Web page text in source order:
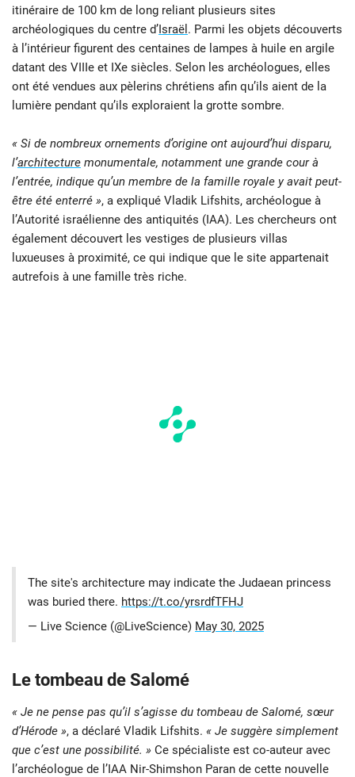
itinéraire de 100 km de long reliant plusieurs sites
archéologiques du centre d’ Israël . Parmi les objets découverts
à l’intérieur figurent des centaines de lampes à huile en argile
datant des VIIIe et IXe siècles. Selon les archéologues, elles
ont été vendues aux pèlerins chrétiens afin qu’ils aient de la
lumière pendant qu’ils exploraient la grotte sombre.
« Si de nombreux ornements d’origine ont aujourd’hui disparu,
l’architecture monumentale, notamment une grande cour à
l’entrée, indique qu’un membre de la famille royale y avait peut-
être été enterré », a expliqué Vladik Lifshits, archéologue à
l’Autorité israélienne des antiquités (IAA). Les chercheurs ont
également découvert les vestiges de plusieurs villas
luxueuses à proximité, ce qui indique que le site appartenait
autrefois à une famille très riche.
The site's architecture may indicate the Judaean princess
was buried there. https://t.co/yrsrdfTFHJ
— Live Science (@LiveScience) May 30, 2025
Le tombeau de Salomé
« Je ne pense pas qu’il s’agisse du tombeau de Salomé, sœur
d’Hérode », a déclaré Vladik Lifshits. « Je suggère simplement
que c’est une possibilité. » Ce spécialiste est co-auteur avec
l’archéologue de l’IAA Nir-Shimshon Paran de cette nouvelle